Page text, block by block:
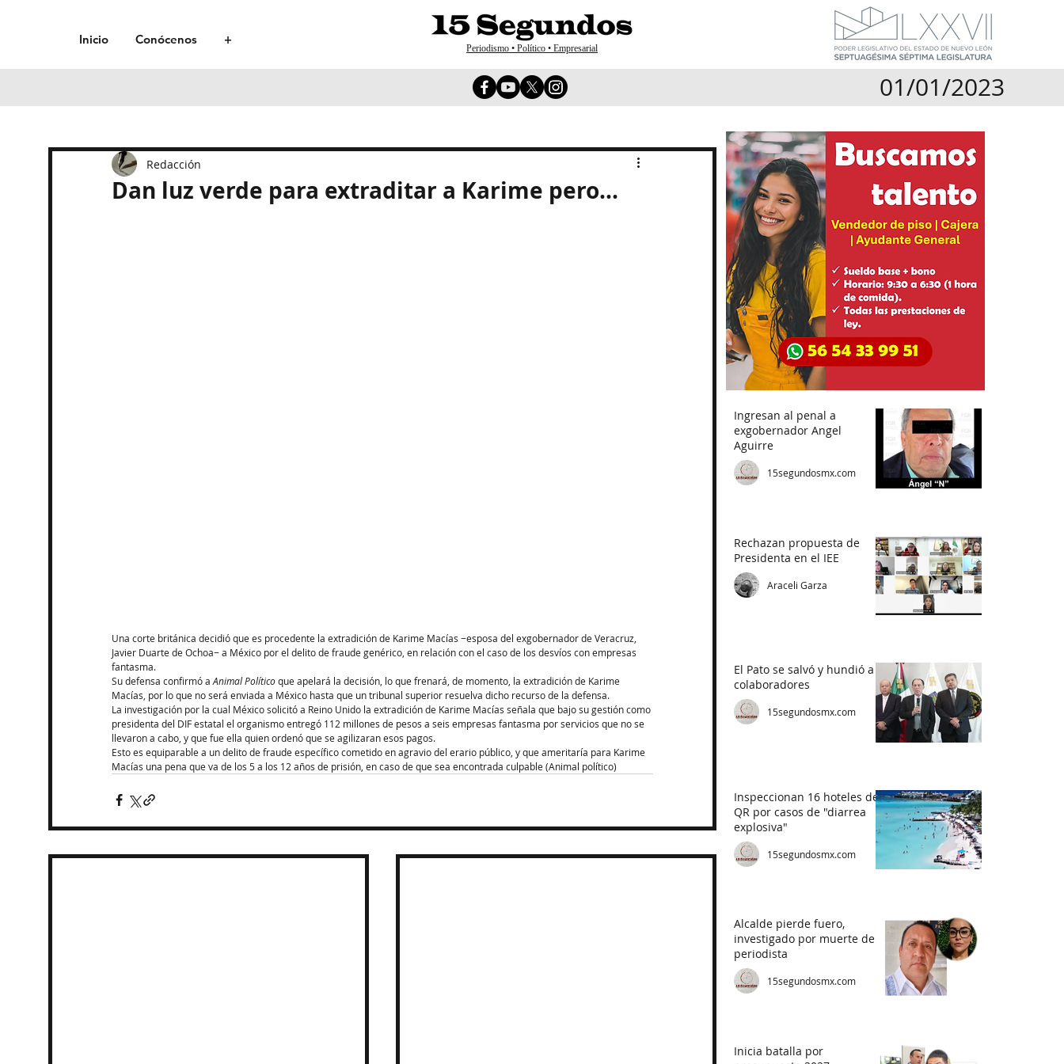
Inicio Conócenos +
Periodismo • Político • Empresarial
01/01/2023
Dan luz verde para extraditar a Karime pero...
Redacción
Una corte británica decidió que es procedente la extradición de Karime Macías −esposa del exgobernador de Veracruz,
Javier Duarte de Ochoa− a México por el delito de fraude genérico, en relación con el caso de los desvíos con empresas
fantasma.
Su defensa confirmó a Animal Político que apelará la decisión, lo que frenará, de momento, la extradición de Karime
Macías, por lo que no será enviada a México hasta que un tribunal superior resuelva dicho recurso de la defensa.
La investigación por la cual México solicitó a Reino Unido la extradición de Karime Macías señala que bajo su gestión como
presidenta del DIF estatal el organismo entregó 112 millones de pesos a seis empresas fantasma por servicios que no se
llevaron a cabo, y que fue ella quien ordenó que se agilizaran esos pagos.
Esto es equiparable a un delito de fraude específico cometido en agravio del erario público, y que ameritaría para Karime
Macías una pena que va de los 5 a los 12 años de prisión, en caso de que sea encontrada culpable (Animal político)
Ingresan al penal a
exgobernador Angel
Aguirre
15segundosmx.com
Rechazan propuesta de
Presidenta en el IEE
Araceli Garza
El Pato se salvó y hundió a
colaboradores
15segundosmx.com
Inspeccionan 16 hoteles de
QR por casos de "diarrea
explosiva"
15segundosmx.com
Alcalde pierde fuero,
investigado por muerte de
periodista
15segundosmx.com
Inicia batalla por